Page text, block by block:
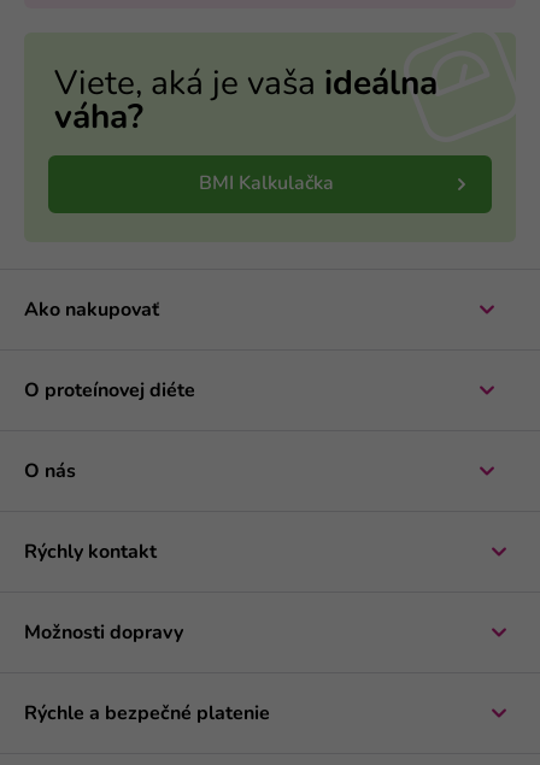
Viete, aká je vaša ideálna
váha?
BMI Kalkulačka
Ako nakupovať
O proteínovej diéte
O nás
Rýchly kontakt
Možnosti dopravy
Rýchle a bezpečné platenie